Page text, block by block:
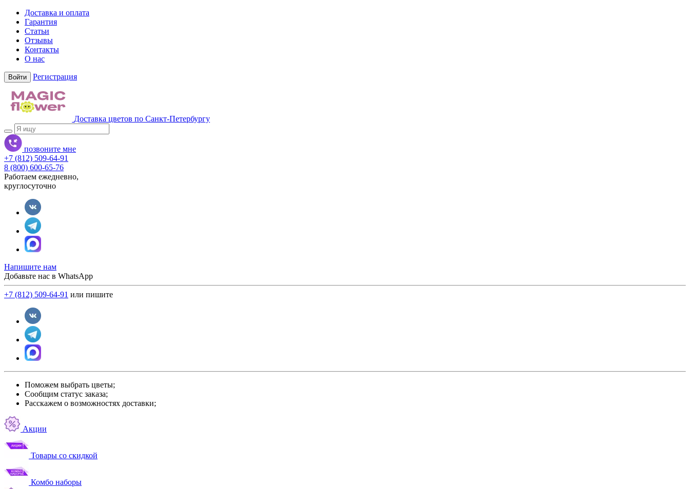
Доставка и оплата
Гарантия
Статьи
Отзывы
Контакты
О нас
Войти Регистрация
Доставка цветов по Санкт-Петербургу
позвоните мне
+7 (812) 509-64-91
8 (800) 600-65-76
Работаем ежедневно,
круглосуточно
Напишите нам
Добавьте нас в WhatsApp
+7 (812) 509-64-91 или пишите
Поможем выбрать цветы;
Сообщим статус заказа;
Расскажем о возможностях доставки;
Акции
Товары со скидкой
Комбо наборы